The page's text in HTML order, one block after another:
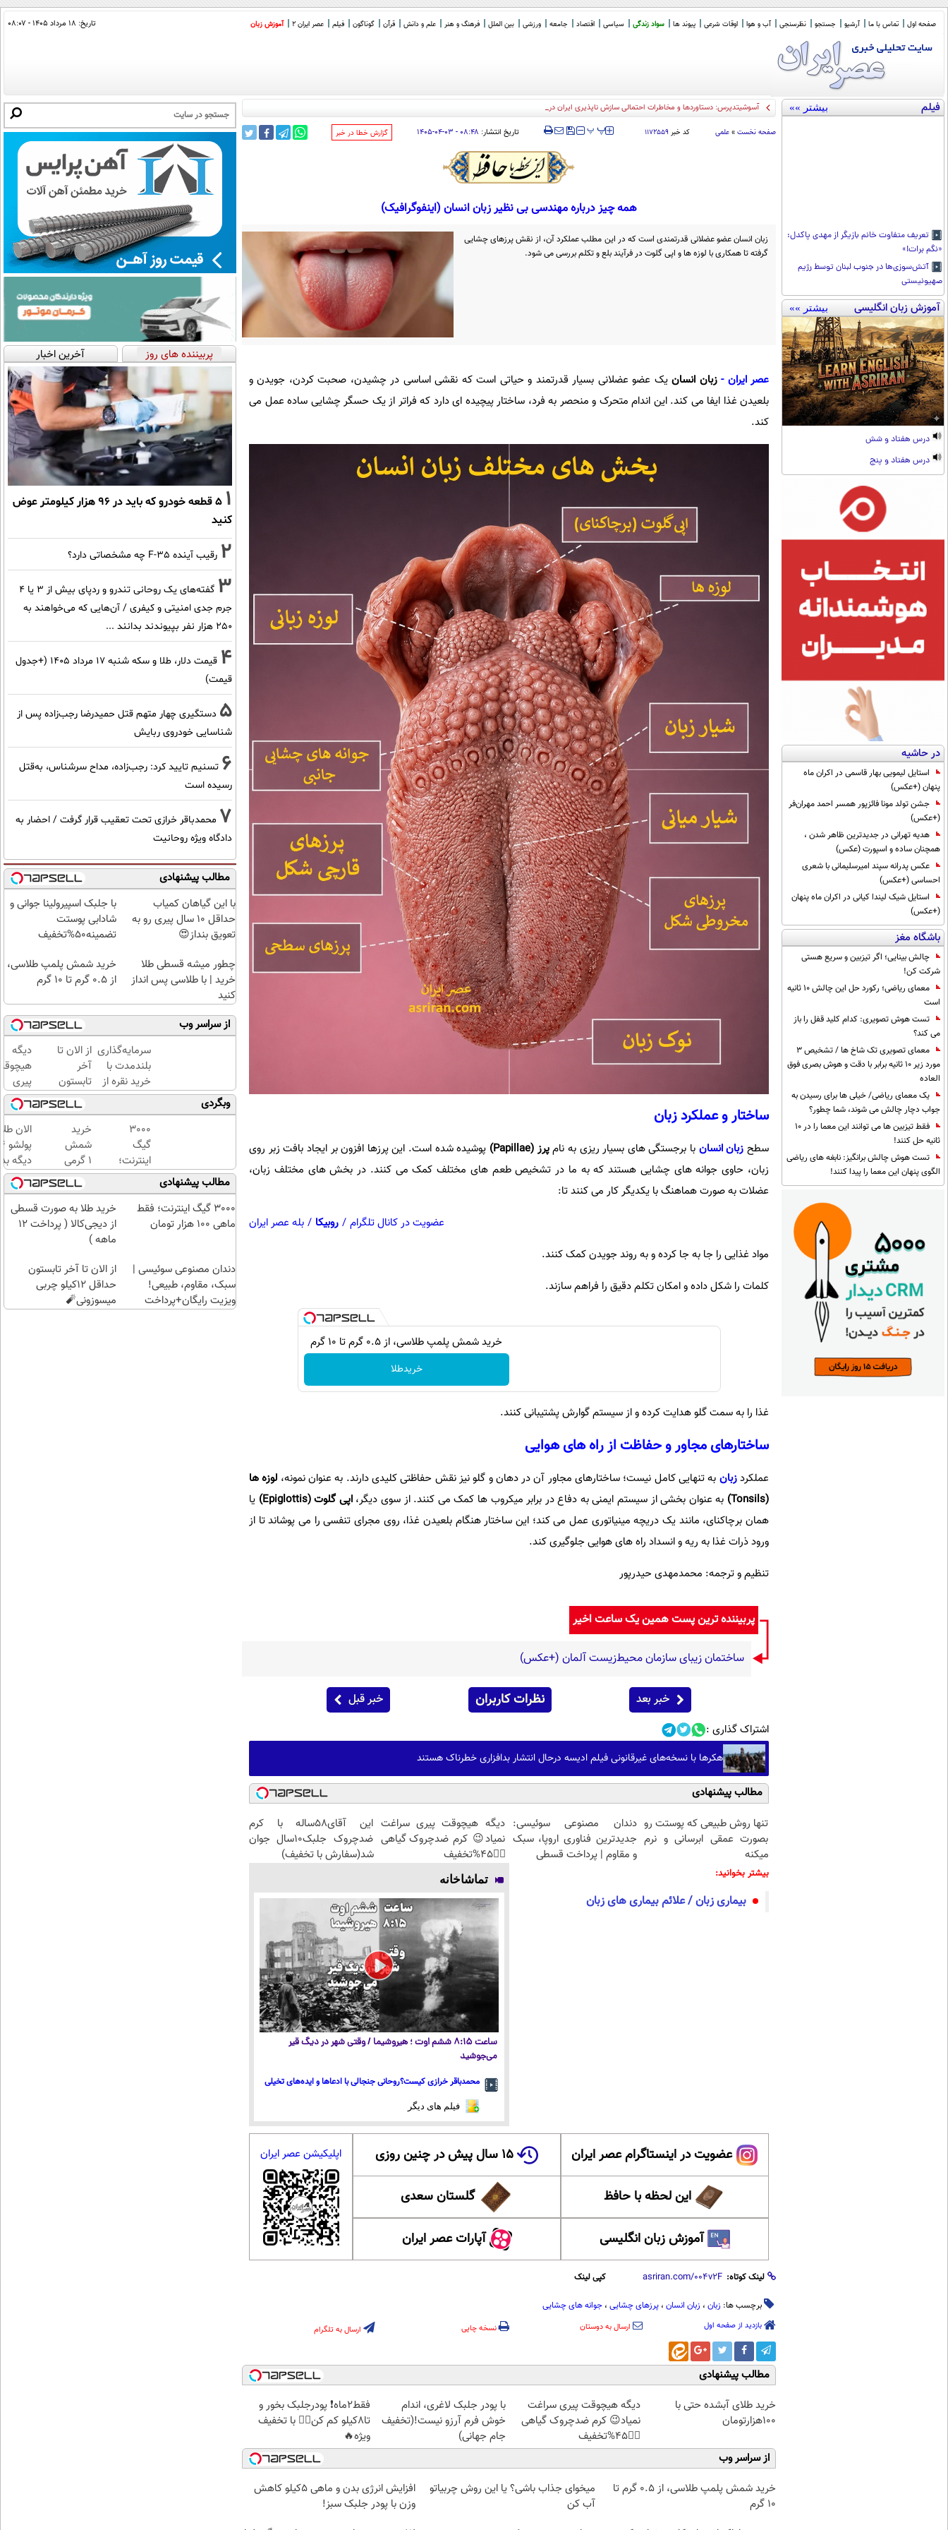
صفحه اول تماس با ما آرشیو جستجو نظرسنجی آب و هوا اوقات شرعی پیوند ها سواد زندگی سیاسی اقتصاد جامعه ورزشی بین الملل فرهنگ و هنر علم و دانش قرآن گوناگون فیلم عصر ایران 2 آموزش زبان تاریخ: ۱۸ مرداد ۱۴۰۵ - ۰۸:۰۷
فیلم بیشتر »»
تعریف متفاوت خانم بازیگر از مهدی پاکدل:
«نگم برات!»
آتش‌سوزی‌ها در جنوب لبنان توسط رژیم
صهیونیستی
آموزش زبان انگلیسی بیشتر »»
درس هفتاد و شش
درس هفتاد و پنج
در حاشیه
استایل لیمویی بهار قاسمی در اکران ماه
پنهان (+عکس)
جشن تولد مونا فائزپور همسر احمد مهران‌فر
(+عکس)
هدیه تهرانی در جدیدترین ظاهر شدن ،
همچنان ساده و اسپورت (عکس)
عکس پدرانه سپند امیرسلیمانی با شعری
احساسی (+عکس)
استایل شیک لیندا کیانی در اکران ماه پنهان
(+عکس)
باشگاه مغز
چالش بینایی؛ اگر تیزبین و سریع هستی
شرکت کن!
معمای ریاضی؛ رکورد حل این چالش 10 ثانیه
است
تست هوش تصویری: کدام کلید قفل را باز
می کند؟
معمای تصویری تک شاخ ها / تشخیص 3
مورد زیر 10 ثانیه برابر با دقت و هوش بصری فوق
العاده
یک معمای ریاضی/ خیلی ها برای رسیدن به
جواب دچار چالش می شوند، شما چطور؟
فقط تیزبین ها می توانند این معما را در 10
ثانیه حل کنند!
تست هوش چالش برانگیز: نابغه های ریاضی
الگوی پنهان این معما را پیدا کنند!
آسوشیتدپرس: دستاوردها و مخاطرات احتمالی سازش ناپذیری ایران در تنگه هرمز
صفحه نخست » علمی کد خبر ۱۱۷۲۵۵۹ ‍‍‍ پ پ تاریخ انتشار: ۰۸:۴۸ - ۰۳-۰۴-۱۴۰۵ ‌گزارش خطا در خبر
همه چیز درباره مهندسی بی نظیر زبان انسان (اینفوگرافیک)
زبان انسان عضو عضلانی قدرتمندی است که در این مطلب عملکرد آن، از نقش پرزهای چشایی
گرفته تا همکاری با لوزه ها و اپی گلوت در فرآیند بلع و تکلم بررسی می شود.
عصر ایران - زبان انسانیک عضو عضلانی بسیار قدرتمند و حیاتی است که نقشی اساسی در چشیدن، صحبت کردن، جویدن و
بلعیدن غذا ایفا می کند. این اندام متحرک و منحصر به فرد، ساختار پیچیده ای دارد که فراتر از یک حسگر چشایی ساده عمل می
کند.
ساختار و عملکرد زبان
سطح زبان انسان با برجستگی های بسیار ریزی به نامپرز (Papillae
) پوشیده شده است. این پرزها افزون بر ایجاد بافت زبر روی
زبان، حاوی جوانه های چشایی هستند که به ما در تشخیص طعم های مختلف کمک می کنند. در بخش های مختلف زبان،
عضلات به صورت هماهنگ با یکدیگر کار می کنند تا:
عضویت در کانال تلگرام / روبیکا / بله عصر ایران
مواد غذایی را جا به جا کرده و به روند جویدن کمک کنند.
کلمات را شکل داده و امکان تکلم دقیق را فراهم سازند.
خرید شمش پلمپ طلاسی، از ۰.۵ گرم تا ۱۰ گرم
خریدطلا
غذا را به سمت گلو هدایت کرده و از سیستم گوارش پشتیبانی کنند.
ساختارهای مجاور و حفاظت از راه های هوایی
عملکردزبان به تنهایی کامل نیست؛ ساختارهای مجاور آن در دهان و گلو نیز نقش حفاظتی کلیدی دارند. به عنوان نمونه، لوزه ها
(
Tonsils
) به عنوان بخشی از سیستم ایمنی به دفاع در برابر میکروب ها کمک می کنند. از سوی دیگر،اپی گلوت (Epiglottis
) یا
همان برچاکنای، مانند یک دریچه مینیاتوری عمل می کند؛ این ساختار هنگام بلعیدن غذا، روی مجرای تنفسی را می پوشاند تا از
ورود ذرات غذا به ریه و انسداد راه های هوایی جلوگیری کند.
تنظیم و ترجمه: محمدمهدی حیدرپور
پربیننده ترین پست همین یک ساعت اخیر
ساختمان زیبای سازمان محیط‌زیست آلمان (+عکس)
خبر بعد نظرات کاربران خبر قبل
اشتراک گذاری :
هکرها با نسخه‌های غیرقانونی فیلم ادیسه درحال انتشار بدافزاری خطرناک هستند
مطالب پیشنهادی
تنها روش طبیعی که پوستت رو
بصورت عمقی ابرسانی و نرم
میکنه
دندان مصنوعی سوئیسی:
جدیدترین فناوری اروپا، سبک
و مقاوم | پرداخت قسطی
دیگه هیچوقت پیری سراغت
نمیاد😉 کرم ضدچروک گیاهی
👈🏻45%تخفیف
این آقای58ساله با کرم
ضدچروک جلبک10سال جوان
شد(سفارش با تخفیف)
بیشتر بخوانید:
بیماری زبان / علائم بیماری های زبان
تماشاخانه
ساعت ۸:۱۵ ششم اوت ؛ هیروشیما / وقتی شهر در دیگ قیر
می‌جوشید
محمدباقر خرازی کیست؟روحانی جنجالی با ادعاها و ایده‌های تخیلی
فیلم های دیگر
عضویت در اینستاگرام عصر ایران ۱۵ سال پیش در چنین روزی
این لحظه با حافظ گلستان سعدی
آموزش زبان انگلیسی آپارات عصر ایران
اپلیکیشن عصر ایران
لینک کوتاه: کپی لینک
برچسب ها: زبان ، زبان انسان ، پرزهای چشایی ، جوانه های چشایی
بازدید از صفحه اول ارسال به دوستان نسخه چاپی ارسال به تلگرام
مطالب پیشنهادی
خرید طلای آبشده حتی با
۱۰۰هزارتومان
دیگه هیچوقت پیری سراغت
نمیاد😉 کرم ضدچروک گیاهی
👈🏻45%تخفیف
با پودر جلبک لاغری، اندام
خوش فرم آرزو نیست!(تخفیف
جام جهانی)
فقط2ماه❗ پودرجلبک بخور و
تا8کیلو کم کن👌🏻 با تخفیف
ویژه🔥
از سراسر وب
خرید شمش پلمپ طلاسی، از ۰.۵ گرم تا
۱۰ گرم
میخوای جذاب باشی؟ یا این روش چربیاتو
آب کن
افزایش انرژی بدن و ماهی 5کیلو کاهش
وزن با پودر جلبک سبز!
پربیننده های روز آخرین اخبار
1
۵ قطعه خودرو که باید در ۹۶ هزار کیلومتر عوض
کنید
2 رقیب آینده F-35 چه مشخصاتی دارد؟
3
گفته‌های یک روحانی تندرو و ردپای بیش از ۳ یا ۴
جرم جدی امنیتی و کیفری / آن‌هایی که می‌خواهند به
۲۵۰ هزار نفر بپیوندند بدانند ...
4
قیمت دلار، طلا و سکه شنبه ۱۷ مرداد ۱۴۰۵ (+جدول
قیمت)
5 دستگیری چهار متهم قتل حمیدرضا رجب‌زاده پس از
شناسایی خودروی ربایش
6 تسنیم تایید کرد: رجب‌زاده، مداح سرشناس، به‌قتل
رسیده است
7 محمدباقر خرازی تحت تعقیب قرار گرفت / احضار به
دادگاه ویژه روحانیت
مطالب پیشنهادی
با این گیاهان کمیاب
حداقل 10 سال پیری رو به
تعویق بنداز😍
با جلبک اسپیرولینا جوانی و
شادابی پوستت
تضمینه50%تخفیف
چطور میشه قسطی طلا
خرید | با طلاسی پس انداز
کنید
خرید شمش پلمپ طلاسی،
از ۰.۵ گرم تا ۱۰ گرم
از سراسر وب
سرمایه‌گذاری
بلندمدت با
خرید نقره از
دیجی‌کالا
از الان تا
آخر
تابستون
حداقل
12کیلو
چربی
میسوزونی
🧨
دیگه
پیری
سراغت
نمیاد😉
کرم
45%تخفیف
وبگردی
3000
گیگ
اینترنت؛
فقط
ماهی
100
هزار
خرید
شمش
1 گرمی
از
طلاسی
الان
دیگه
طلا با
بی‌بهره
مطالب پیشنهادی
3000 گیگ اینترنت؛ فقط
ماهی 100 هزار تومان
خرید طلا به صورت قسطی
از دیجی‌کالا ( پرداخت 12
ماهه )
دندان مصنوعی سوئیسی |
سبک، مقاوم، طبیعی!
ویزیت رایگان+پرداخت
از الان تا آخر تابستون
حداقل 12کیلو چربی
میسوزونی🧨